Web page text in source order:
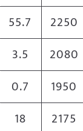
55.7 2250
3.5 2080
0.7 1950
18 2175